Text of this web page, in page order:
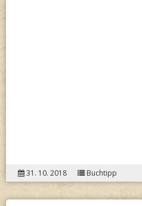
31. 10. 2018 Buchtipp